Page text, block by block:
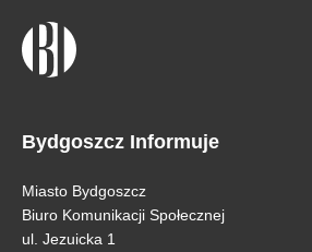
Bydgoszcz Informuje
Miasto Bydgoszcz
Biuro Komunikacji Społecznej
ul. Jezuicka 1